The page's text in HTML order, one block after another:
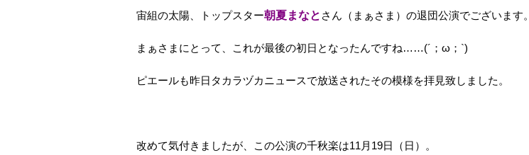
宙組の太陽、トップスター朝夏まなと さん（まぁさま）の退団公演でございます。
まぁさまにとって、これが最後の初日となったんですね……(´；ω；`)
ピエールも昨日タカラヅカニュースで放送されたその模様を拝見致しました。
改めて気付きましたが、この公演の千秋楽は11月19日（日）。